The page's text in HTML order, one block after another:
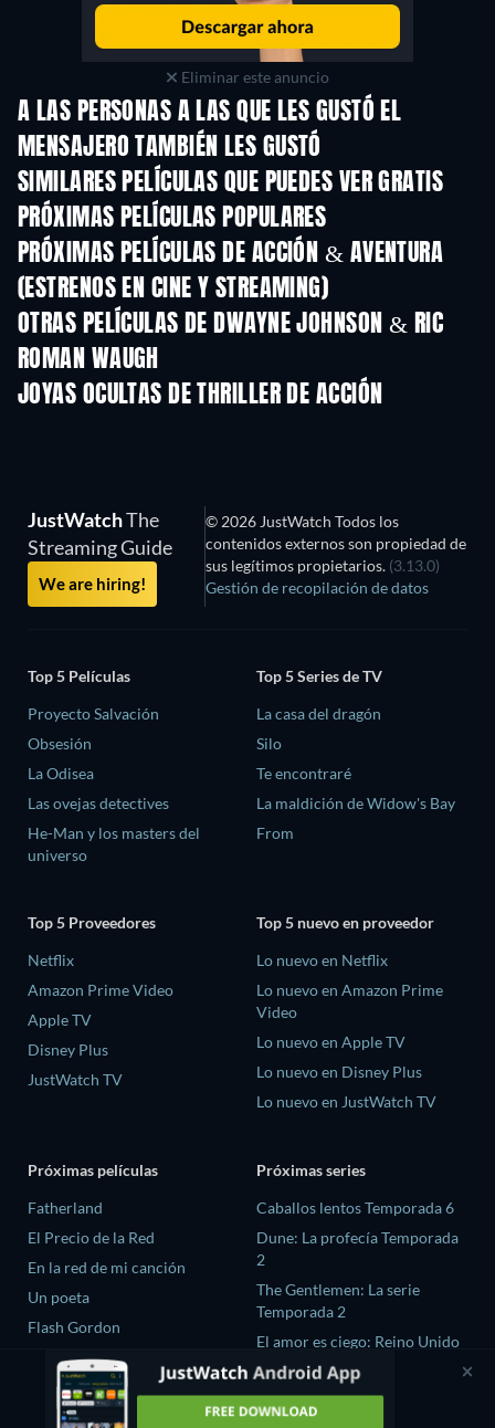
Eliminar este anuncio
A LAS PERSONAS A LAS QUE LES GUSTÓ EL
MENSAJERO TAMBIÉN LES GUSTÓ
SIMILARES PELÍCULAS QUE PUEDES VER GRATIS
PRÓXIMAS PELÍCULAS POPULARES
PRÓXIMAS PELÍCULAS DE ACCIÓN & AVENTURA
(ESTRENOS EN CINE Y STREAMING)
OTRAS PELÍCULAS DE DWAYNE JOHNSON & RIC
ROMAN WAUGH
JOYAS OCULTAS DE THRILLER DE ACCIÓN
JustWatchThe
Streaming Guide
We are hiring!
© 2026 JustWatch Todos los
contenidos externos son propiedad de
sus legítimos propietarios. (3.13.0)
Gestión de recopilación de datos
Top 5 Películas
Proyecto Salvación
Obsesión
La Odisea
Las ovejas detectives
He-Man y los masters del
universo
Top 5 Series de TV
La casa del dragón
Silo
Te encontraré
La maldición de Widow's Bay
From
Top 5 Proveedores
Netflix
Amazon Prime Video
Apple TV
Disney Plus
JustWatch TV
Top 5 nuevo en proveedor
Lo nuevo en Netflix
Lo nuevo en Amazon Prime
Video
Lo nuevo en Apple TV
Lo nuevo en Disney Plus
Lo nuevo en JustWatch TV
Próximas películas
Fatherland
El Precio de la Red
En la red de mi canción
Un poeta
Flash Gordon
Próximas series
Caballos lentos Temporada 6
Dune: La profecía Temporada
2
The Gentlemen: La serie
Temporada 2
El amor es ciego: Reino Unido
Temporada 3
Fuego Ardiente season-1